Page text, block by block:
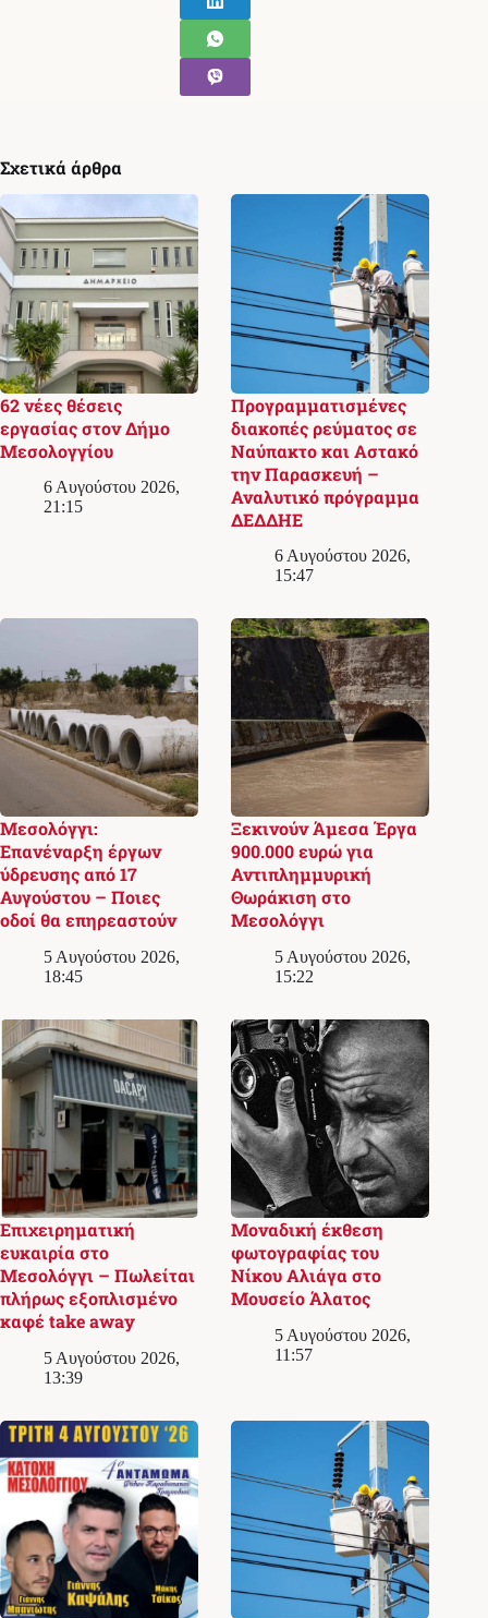
Σχετικά άρθρα
62 νέες θέσεις
εργασίας στον Δήμο
Μεσολογγίου
6 Αυγούστου 2026,
21:15
Προγραμματισμένες
διακοπές ρεύματος σε
Ναύπακτο και Αστακό
την Παρασκευή –
Αναλυτικό πρόγραμμα
ΔΕΔΔΗΕ
6 Αυγούστου 2026,
15:47
Μεσολόγγι:
Επανέναρξη έργων
ύδρευσης από 17
Αυγούστου – Ποιες
οδοί θα επηρεαστούν
5 Αυγούστου 2026,
18:45
Ξεκινούν Άμεσα Έργα
900.000 ευρώ για
Αντιπλημμυρική
Θωράκιση στο
Μεσολόγγι
5 Αυγούστου 2026,
15:22
Επιχειρηματική
ευκαιρία στο
Μεσολόγγι – Πωλείται
πλήρως εξοπλισμένο
καφέ take away
5 Αυγούστου 2026,
13:39
Μοναδική έκθεση
φωτογραφίας του
Νίκου Αλιάγα στο
Μουσείο Άλατος
5 Αυγούστου 2026,
11:57